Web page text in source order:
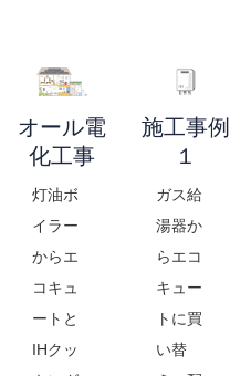
オール電
化工事
灯油ボ
イラー
からエ
コキュ
ートと
IHクッ
施工事例
１
ガス給
湯器か
らエコ
キュー
トに買
い替